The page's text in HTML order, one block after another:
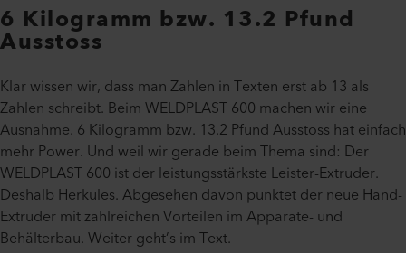
6 Kilogramm bzw. 13.2 Pfund
Ausstoss
Klar wissen wir, dass man Zahlen in Texten erst ab 13 als
Zahlen schreibt. Beim WELDPLAST 600 machen wir eine
Ausnahme. 6 Kilogramm bzw. 13.2 Pfund Ausstoss hat einfach
mehr Power. Und weil wir gerade beim Thema sind: Der
WELDPLAST 600 ist der leistungsstärkste Leister-Extruder.
Deshalb Herkules. Abgesehen davon punktet der neue Hand-
Extruder mit zahlreichen Vorteilen im Apparate- und
Behälterbau. Weiter geht’s im Text.